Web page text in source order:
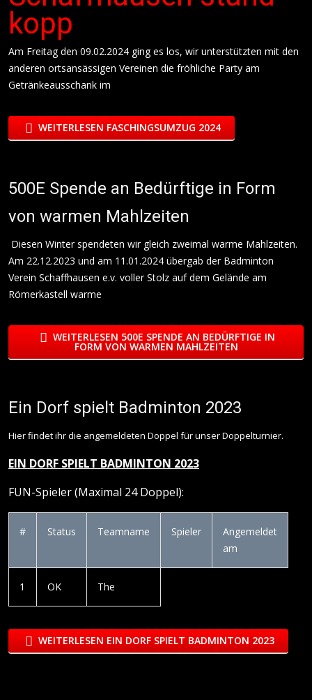
kopp
Am Freitag den 09.02.2024 ging es los, wir unterstützten mit den
anderen ortsansässigen Vereinen die fröhliche Party am
Getränkeausschank im
WEITERLESEN FASCHINGSUMZUG 2024
500E Spende an Bedürftige in Form
von warmen Mahlzeiten
Diesen Winter spendeten wir gleich zweimal warme Mahlzeiten.
Am 22.12.2023 und am 11.01.2024 übergab der Badminton
Verein Schaffhausen e.v. voller Stolz auf dem Gelände am
Römerkastell warme
WEITERLESEN 500E SPENDE AN BEDÜRFTIGE IN
FORM VON WARMEN MAHLZEITEN
Ein Dorf spielt Badminton 2023
Hier findet ihr die angemeldeten Doppel für unser Doppelturnier.
EIN DORF SPIELT BADMINTON 2023
FUN-Spieler (Maximal 24 Doppel):
# Status Teamname Spieler
Angemeldet
am
1 OK The
WEITERLESEN EIN DORF SPIELT BADMINTON 2023